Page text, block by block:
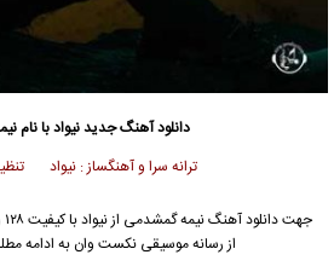
دانلود آهنگ جدیدنیواد با نام
ترانه سرا و آهنگساز : نیواد
از رسانه موسیقی نکست وان به ادامه